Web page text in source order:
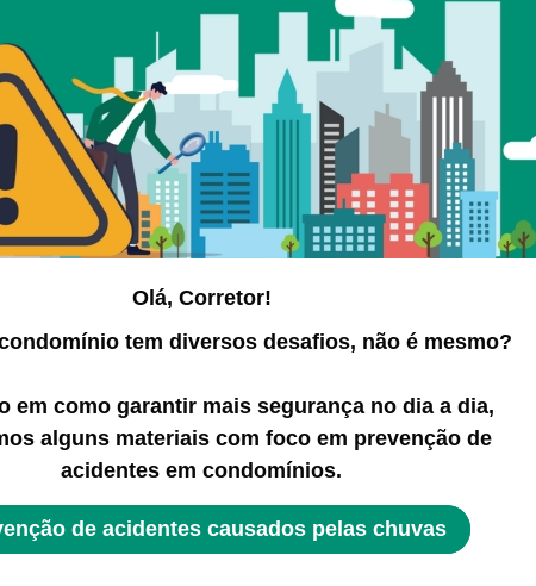
Olá, Corretor!
tem diversos desafios, não é mesmo?
em como garantir mais segurança no dia a dia,
alguns materiais com foco em prevenção de
acidentes em condomínios.
de acidentes causados pelas chuvas